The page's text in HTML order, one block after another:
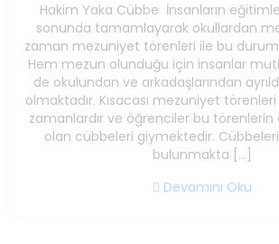
Hakim Yaka Cübbe İnsanların
sonunda tamamlayarak okullardan
zaman mezuniyet törenleri ile bu
Hem mezun olunduğu için insanlar
de okulundan ve arkadaşlarından
olmaktadır. Kısacası mezuniyet
zamanlardır ve öğrenciler bu törenlerin
olan cübbeleri giymektedir.
bulunmakta […]
Devamını Oku